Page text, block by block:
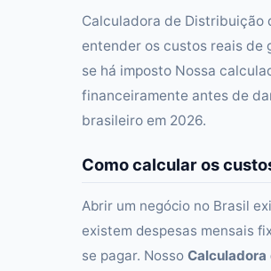
Calculadora de Distribuição
entender os custos reais de
se há imposto Nossa
financeiramente antes de
brasileiro em 2026.
Como calcular os
Abrir um negócio no Brasil
existem despesas mensais
se pagar. Nosso